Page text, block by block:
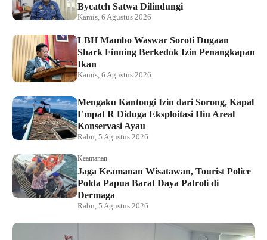
Bycatch Satwa Dilindungi
Kamis, 6 Agustus 2026
LBH Mambo Waswar Soroti Dugaan
Shark Finning Berkedok Izin Penangkapan
Ikan
Kamis, 6 Agustus 2026
Mengaku Kantongi Izin dari Sorong, Kapal
Empat R Diduga Eksploitasi Hiu Areal
Konservasi Ayau
Rabu, 5 Agustus 2026
Keamanan
Jaga Keamanan Wisatawan, Tourist Police
Polda Papua Barat Daya Patroli di
Dermaga
Rabu, 5 Agustus 2026